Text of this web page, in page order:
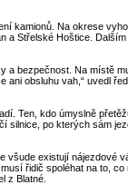
kamionů. Na okrese
a Střelské Hoštice.
a bezpečnost. Na místě
obsluhu vah,“ uvedl
Ten, kdo úmyslně
silnice, po kterých sám
všude existují nájezdové
řidič spoléhat na to, co
z Blatné.